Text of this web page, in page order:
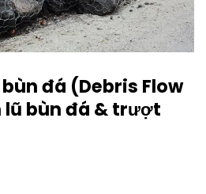
đá (Debris Flow
lũ bùn đá & trượt